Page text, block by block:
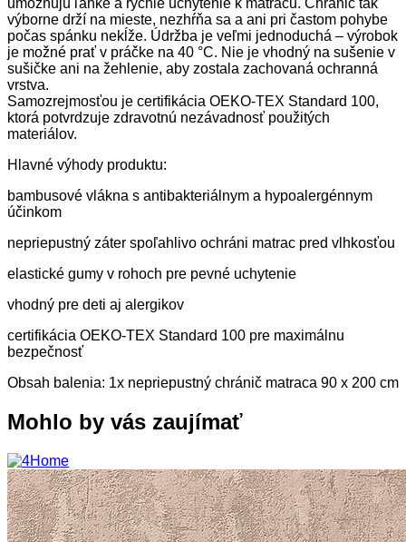
umožňujú ľahké a rýchle uchytenie k matracu. Chránič tak
výborne drží na mieste, nezhŕňa sa a ani pri častom pohybe
počas spánku nekĺže. Údržba je veľmi jednoduchá – výrobok
je možné prať v práčke na 40 °C. Nie je vhodný na sušenie v
sušičke ani na žehlenie, aby zostala zachovaná ochranná
vrstva.
Samozrejmosťou je certifikácia OEKO-TEX Standard 100,
ktorá potvrdzuje zdravotnú nezávadnosť použitých
materiálov.
Hlavné výhody produktu:
bambusové vlákna s antibakteriálnym a hypoalergénnym
účinkom
nepriepustný záter spoľahlivo ochráni matrac pred vlhkosťou
elastické gumy v rohoch pre pevné uchytenie
vhodný pre deti aj alergikov
certifikácia OEKO-TEX Standard 100 pre maximálnu
bezpečnosť
Obsah balenia: 1x nepriepustný chránič matraca 90 x 200 cm
Mohlo by vás zaujímať